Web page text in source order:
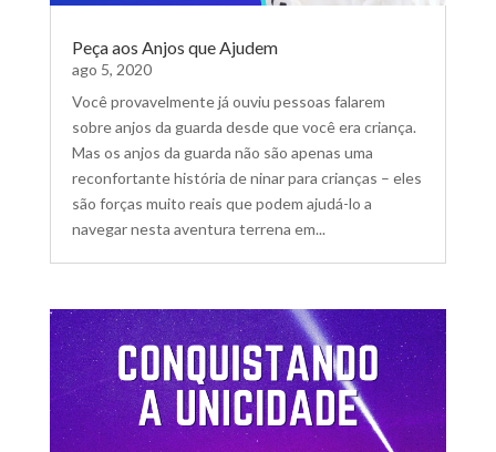
Peça aos Anjos que Ajudem
ago 5, 2020
Você provavelmente já ouviu pessoas falarem
sobre anjos da guarda desde que você era criança.
Mas os anjos da guarda não são apenas uma
reconfortante história de ninar para crianças – eles
são forças muito reais que podem ajudá-lo a
navegar nesta aventura terrena em...